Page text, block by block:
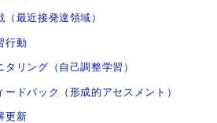
（最近接発達領域）
行動
タリング（自己調整学習）
ードバック（形成的アセスメント）
更新